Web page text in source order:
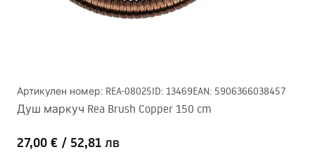
Артикулен номер: REA-08025ID: 13469EAN: 5906366038457
Душ маркуч Rea Brush Copper 150 cm
27,00 € / 52,81 лв